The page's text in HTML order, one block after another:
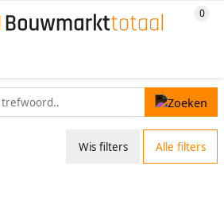
Wis filters Alle filters